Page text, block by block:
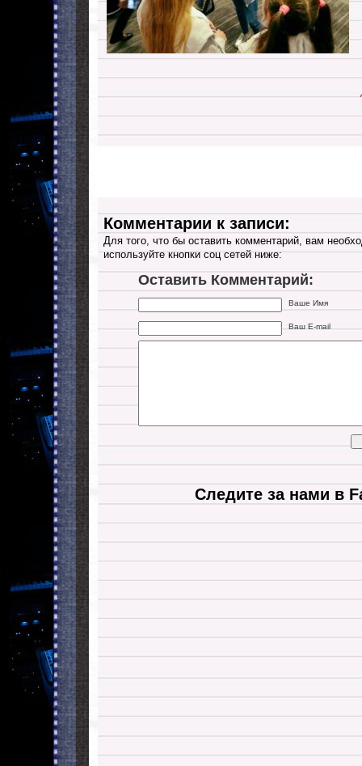
Комментарии к записи:
Для того, что бы оставить комментарий, вам
используйте кнопки соц сетей ниже:
Оставить Комментарий:
Ваше Имя
Ваш E-mail
Следите за нами в